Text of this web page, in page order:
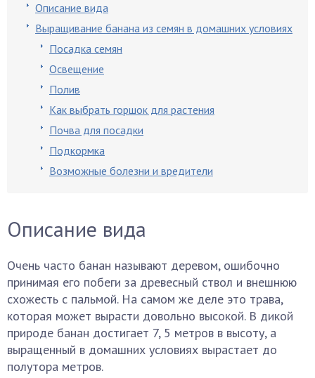
Описание вида
Выращивание банана из семян в домашних условиях
Посадка семян
Освещение
Полив
Как выбрать горшок для растения
Почва для посадки
Подкормка
Возможные болезни и вредители
Описание вида
Очень часто банан называют деревом, ошибочно
принимая его побеги за древесный ствол и внешнюю
схожесть с пальмой. На самом же деле это трава,
которая может вырасти довольно высокой. В дикой
природе банан достигает 7, 5 метров в высоту, а
выращенный в домашних условиях вырастает до
полутора метров.